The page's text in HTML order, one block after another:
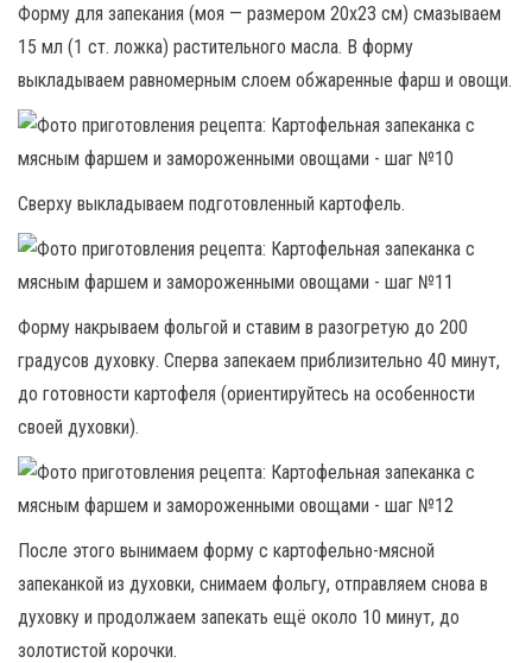
Форму для запекания (моя — размером 20х23 см) смазываем
15 мл (1 ст. ложка) растительного масла. В форму
выкладываем равномерным слоем обжаренные фарш и овощи.
Сверху выкладываем подготовленный картофель.
Форму накрываем фольгой и ставим в разогретую до 200
градусов духовку. Сперва запекаем приблизительно 40 минут,
до готовности картофеля (ориентируйтесь на особенности
своей духовки).
После этого вынимаем форму с картофельно-мясной
запеканкой из духовки, снимаем фольгу, отправляем снова в
духовку и продолжаем запекать ещё около 10 минут, до
золотистой корочки.